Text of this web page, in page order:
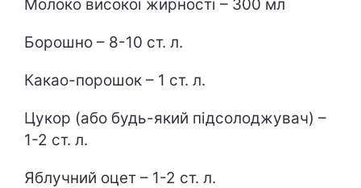
Молоко високої жирності – 300 мл
Борошно – 8-10 ст. л.
Какао-порошок – 1 ст. л.
Цукор (або будь-який підсолоджувач) –
1-2 ст. л.
Яблучний оцет – 1-2 ст. л.